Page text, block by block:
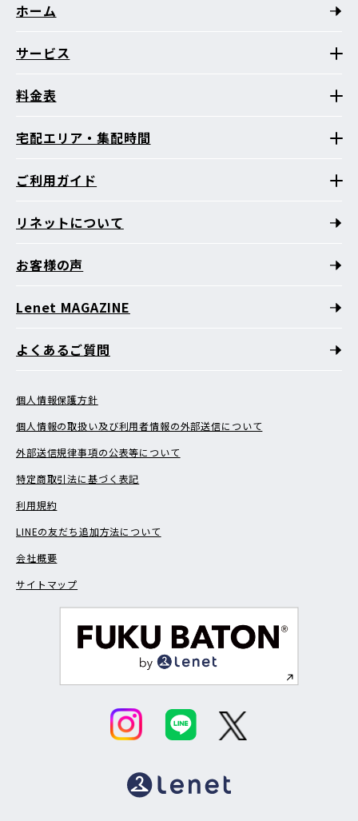
ホーム
サービス
料金表
宅配エリア・集配時間
ご利用ガイド
リネットについて
お客様の声
Lenet MAGAZINE
よくあるご質問
個人情報保護方針
個人情報の取扱い及び利用者情報の外部送信について
外部送信規律事項の公表等について
特定商取引法に基づく表記
利用規約
LINEの友だち追加方法について
会社概要
サイトマップ